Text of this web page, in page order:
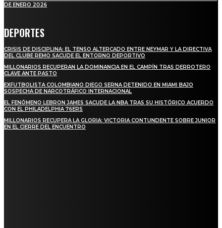
DE ENERO 2026
DEPORTES
CRISIS DE DISCIPLINA: EL TENSO ALTERCADO ENTRE NEYMAR Y LA DIRECTIVA
DEL CLUBE REMO SACUDE EL ENTORNO DEPORTIVO
MILLONARIOS RECUPERAN LA DOMINANCIA EN EL CAMPÍN TRAS DERROTERO
CLAVE ANTE PASTO
EXFUTBOLISTA COLOMBIANO DIEGO SERNA DETENIDO EN MIAMI BAJO
SOSPECHA DE NARCOTRÁFICO INTERNACIONAL
EL FENÓMENO LEBRON JAMES SACUDE LA NBA TRAS SU HISTÓRICO ACUERDO
CON EL PHILADELPHIA 76ERS
MILLONARIOS RECUPERA LA GLORIA: VICTORIA CONTUNDENTE SOBRE JUNIOR
EN EL CIERRE DEL ENCUENTRO